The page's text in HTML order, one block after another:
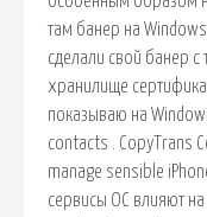
там банер на
сделали свой банер с
хранилище
показываю на
contacts . CopyTrans
manage sensible
сервисы ОС влияют на